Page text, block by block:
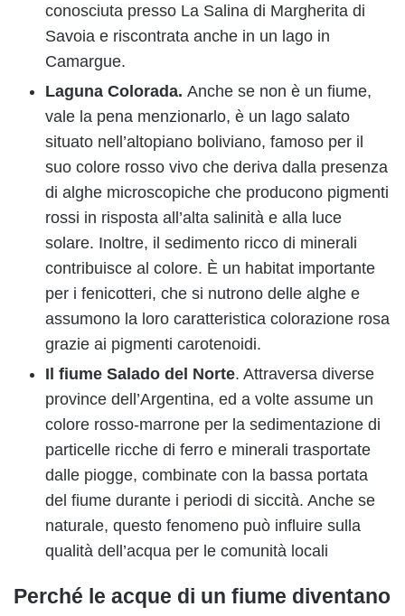
conosciuta presso La Salina di Margherita di
Savoia e riscontrata anche in un lago in
Camargue.
Laguna Colorada. Anche se non è un fiume,
vale la pena menzionarlo, è un lago salato
situato nell’altopiano boliviano, famoso per il
suo colore rosso vivo che deriva dalla presenza
di alghe microscopiche che producono pigmenti
rossi in risposta all’alta salinità e alla luce
solare. Inoltre, il sedimento ricco di minerali
contribuisce al colore. È un habitat importante
per i fenicotteri, che si nutrono delle alghe e
assumono la loro caratteristica colorazione rosa
grazie ai pigmenti carotenoidi.
Il fiume Salado del Norte. Attraversa diverse
province dell’Argentina, ed a volte assume un
colore rosso-marrone per la sedimentazione di
particelle ricche di ferro e minerali trasportate
dalle piogge, combinate con la bassa portata
del fiume durante i periodi di siccità. Anche se
naturale, questo fenomeno può influire sulla
qualità dell’acqua per le comunità locali
Perché le acque di un fiume diventano